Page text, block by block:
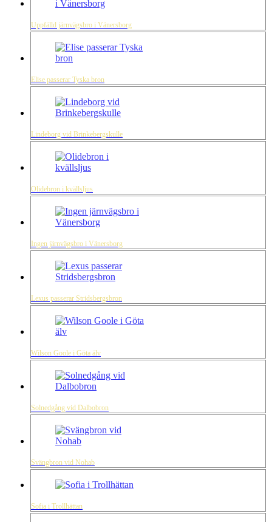
Uppfälld järnvägsbro i Vänersborg
Elise passerar Tyska bron
Lindeborg vid Brinkebergskulle
Olidebron i kvällsljus
Ingen järnvägsbro i Vänersborg
Lexus passerar Stridsbergsbron
Wilson Goole i Göta älv
Solnedgång vid Dalbobron
Svängbron vid Nohab
Sofia i Trollhättan